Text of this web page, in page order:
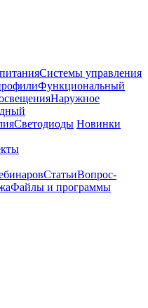
Системы управления
Функциональный
Наружное
Светодиоды Новинки
СтатьиВопрос-
Файлы и программы